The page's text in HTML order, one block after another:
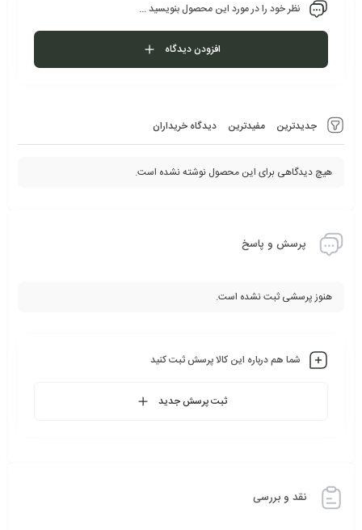
جدیدترین مفیدترین دیدگاه خریداران
هیچ دیدگاهی برای این محصول نوشته نشده است.
نظر خود را در مورد این محصول بنویسید ...
افزودن دیدگاه
پرسش و پاسخ
هنوز پرسشی ثبت نشده است.
شما هم درباره این کالا پرسش ثبت کنید
ثبت پرسش جدید
نقد و بررسی